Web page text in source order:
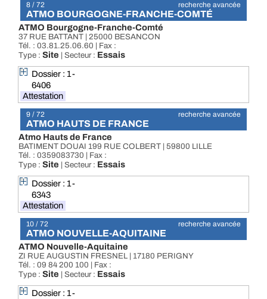
8 / 72 recherche avancée
ATMO BOURGOGNE-FRANCHE-COMTÉ
ATMO Bourgogne-Franche-Comté
37 RUE BATTANT | 25000 BESANCON
Tél. : 03.81.25.06.60 | Fax :
Type : Site | Secteur : Essais
Dossier : 1-
6406
Attestation
9 / 72 recherche avancée
ATMO HAUTS DE FRANCE
Atmo Hauts de France
BATIMENT DOUAI 199 RUE COLBERT | 59800 LILLE
Tél. : 0359083730 | Fax :
Type : Site | Secteur : Essais
Dossier : 1-
6343
Attestation
10 / 72 recherche avancée
ATMO NOUVELLE-AQUITAINE
ATMO Nouvelle-Aquitaine
ZI RUE AUGUSTIN FRESNEL | 17180 PERIGNY
Tél. : 09 84 200 100 | Fax :
Type : Site | Secteur : Essais
Dossier : 1-